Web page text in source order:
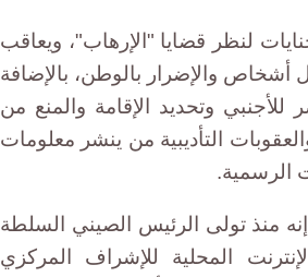
لنظر قضايا "اﻹرهاب"، ويعاقب
عليها قتل أشخاص واﻹضرار بالوطن، باﻹضافة
وتحديد اﻹقامة والمنع من
التأديبية من ينشر معلومات
الرسمية.
إنه منذ تولى الرئيس الصيني السلطة
الإنترنت المحلية للإشراف المركزي